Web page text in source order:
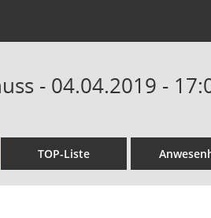
- 04.04.2019 -
TOP-Liste